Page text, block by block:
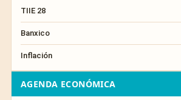
TIIE 28
Banxico
Inflación
AGENDA ECONÓMICA